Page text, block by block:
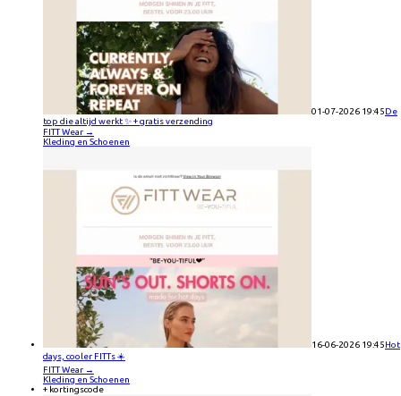
01-07-2026 19:45De
top die altijd werkt ✨ + gratis verzending
FITT Wear →
Kleding en Schoenen
16-06-2026 19:45Hot
days, cooler FITTs ☀️
FITT Wear →
Kleding en Schoenen
+ kortingscode